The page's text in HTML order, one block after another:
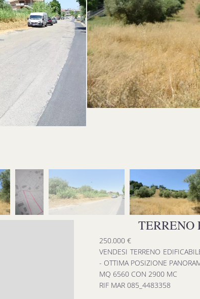
250.000 €
VENDESI TERRENO
- OTTIMA POSIZIONE
MQ 6560 CON 2900 MC
RIF MAR 085_4483358